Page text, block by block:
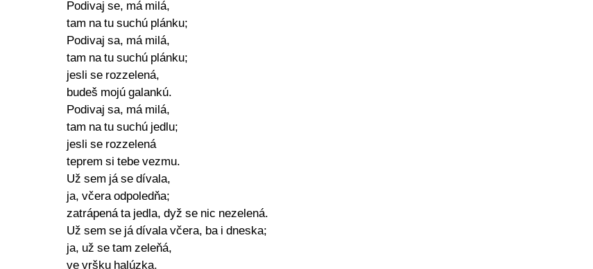
Podivaj se, má milá,
tam na tu suchú plánku;
Podivaj sa, má milá,
tam na tu suchú plánku;
jesli se rozzelená,
budeš mojú galankú.
Podivaj sa, má milá,
tam na tu suchú jedlu;
jesli se rozzelená
teprem si tebe vezmu.
Už sem já se dívala,
ja, včera odpoledňa;
zatrápená ta jedla, dyž se nic nezelená.
Už sem se já dívala včera, ba i dneska;
ja, už se tam zeleňá,
ve vršku halúzka.